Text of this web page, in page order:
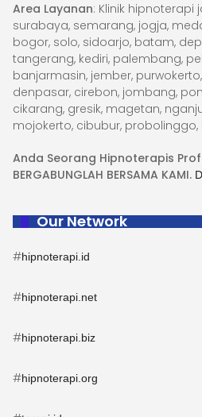
Area Layanan: Klinik hipnoterapi
surabaya, semarang, jogja,
bogor, solo, sidoarjo, batam,
tangerang, kediri, palembang,
banjarmasin, jember,
denpasar, cirebon, jombang,
cikarang, gresik, magetan,
mojokerto, cibubur,
Anda Seorang Hipnoterapis
BERGABUNGLAH BERSAMA KAMI.
Our Network
#hipnoterapi.id
#hipnoterapi.net
#hipnoterapi.biz
#hipnoterapi.org